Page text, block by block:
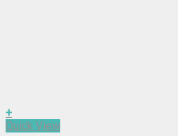
+
Quick View